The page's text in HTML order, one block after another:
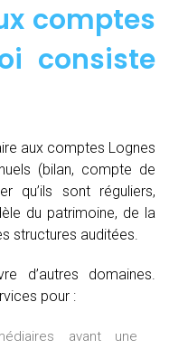
comptes
consiste
aux comptes Lognes
(bilan, compte de
qu’ils sont réguliers,
du patrimoine, de la
structures auditées.
d’autres domaines.
pour :
avant une